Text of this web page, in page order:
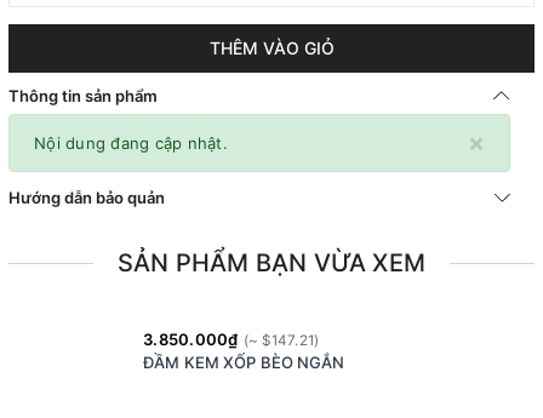
THÊM VÀO GIỎ
Thông tin sản phẩm
×
Nội dung đang cập nhật.
Hướng dẫn bảo quản
SẢN PHẨM BẠN VỪA XEM
3.850.000₫
ĐẦM KEM XỐP BÈO NGẮN